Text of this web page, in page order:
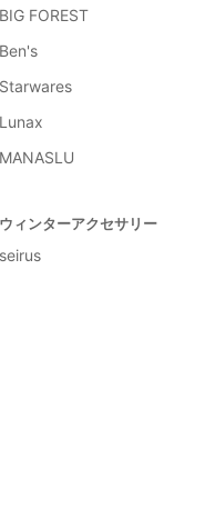
BIG FOREST
Ben's
Starwares
Lunax
MANASLU
ウィンターアクセサリー
seirus